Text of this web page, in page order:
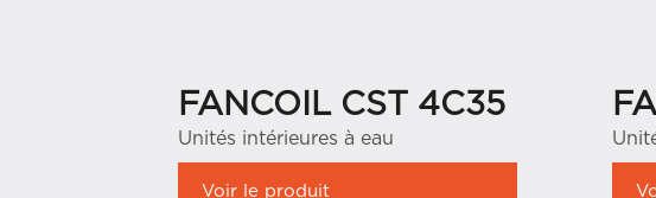
FANCOIL CST 4C35
Unités intérieures à eau
Voir le produit